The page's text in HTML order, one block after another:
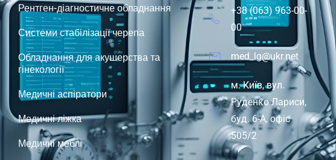
Рентген-діагностичне обладнання
Системи стабілізації черепа
Обладнання для акушерства та
гінекології
Медичні аспіратори
Медичні ліжка
Медичні меблі
+38 (063) 963-00-
00
med_lg@ukr.net
м. Київ, вул.
Руденко Лариси,
буд. 6-А, офіс
505/2